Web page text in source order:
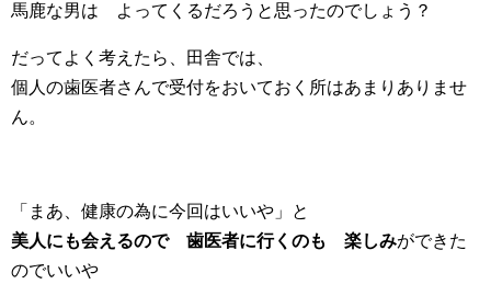
馬鹿な男は よってくるだろうと思ったのでしょう？
だってよく考えたら、田舎では、
個人の歯医者さんで受付をおいておく所はあまりありませ
ん。
「まあ、健康の為に今回はいいや」と
美人にも会えるので 歯医者に行くのも 楽しみができた
のでいいや